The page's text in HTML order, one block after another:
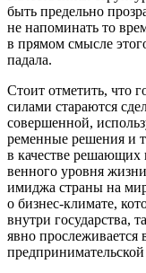
быть предельно
не напоминать то
в прямом смысле
падала.
Стоит отметить, что
силами стараются
совершенной,
ременные решения и
в качестве
венного уровня
имиджа страны на
о бизнес-климате,
внутри государства,
явно прослеживается
предпринимательской